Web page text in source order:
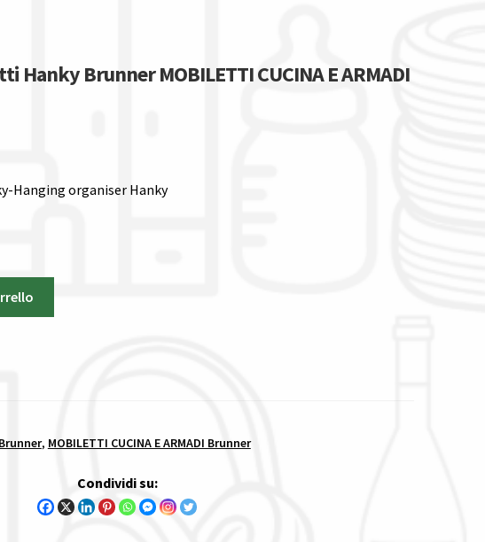
Brunner MOBILETTI CUCINA E ARMADI
Hanging organiser Hanky
, MOBILETTI CUCINA E ARMADI Brunner
Condividi su: